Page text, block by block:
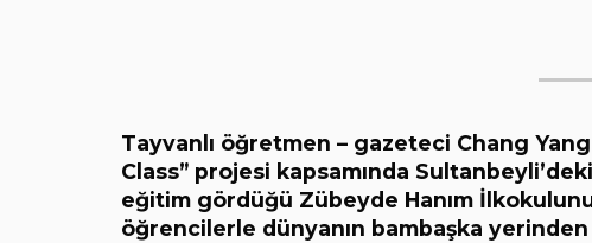
Tayvanlı öğretmen – gazeteci Chang
Class” projesi kapsamında
eğitim gördüğü Zübeyde Hanım
öğrencilerle dünyanın bambaşka